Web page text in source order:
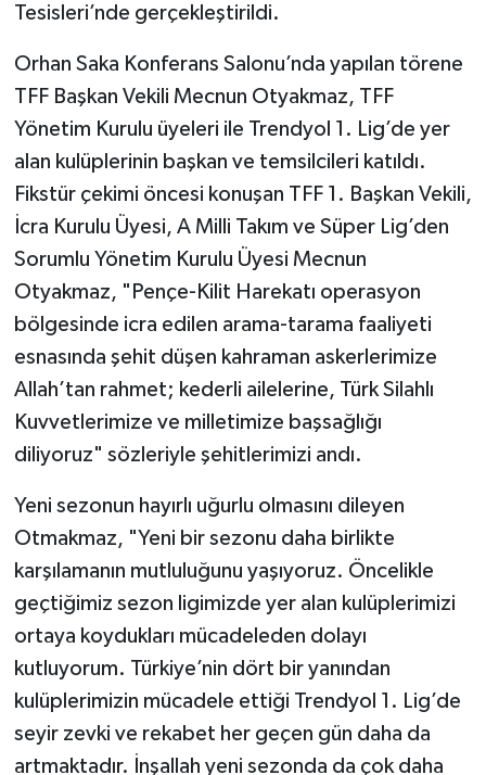
Tesisleri’nde gerçekleştirildi.
Orhan Saka Konferans Salonu’nda yapılan törene
TFF Başkan Vekili Mecnun Otyakmaz, TFF
Yönetim Kurulu üyeleri ile Trendyol 1. Lig’de yer
alan kulüplerinin başkan ve temsilcileri katıldı.
Fikstür çekimi öncesi konuşan TFF 1. Başkan Vekili,
İcra Kurulu Üyesi, A Milli Takım ve Süper Lig’den
Sorumlu Yönetim Kurulu Üyesi Mecnun
Otyakmaz, "Pençe-Kilit Harekatı operasyon
bölgesinde icra edilen arama-tarama faaliyeti
esnasında şehit düşen kahraman askerlerimize
Allah’tan rahmet; kederli ailelerine, Türk Silahlı
Kuvvetlerimize ve milletimize başsağlığı
diliyoruz" sözleriyle şehitlerimizi andı.
Yeni sezonun hayırlı uğurlu olmasını dileyen
Otmakmaz, "Yeni bir sezonu daha birlikte
karşılamanın mutluluğunu yaşıyoruz. Öncelikle
geçtiğimiz sezon ligimizde yer alan kulüplerimizi
ortaya koydukları mücadeleden dolayı
kutluyorum. Türkiye’nin dört bir yanından
kulüplerimizin mücadele ettiği Trendyol 1. Lig’de
seyir zevki ve rekabet her geçen gün daha da
artmaktadır. İnşallah yeni sezonda da çok daha